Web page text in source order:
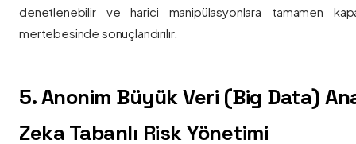
denetlenebilir ve harici manipülasyonlara tamamen
mertebesinde sonuçlandırılır.
5. Anonim Büyük Veri (Big Data)
Zeka Tabanlı Risk Yönetimi